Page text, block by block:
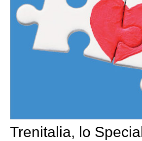
Trenitalia, lo